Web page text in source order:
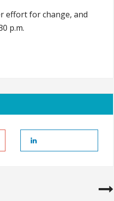
effort for change, and
p.m.